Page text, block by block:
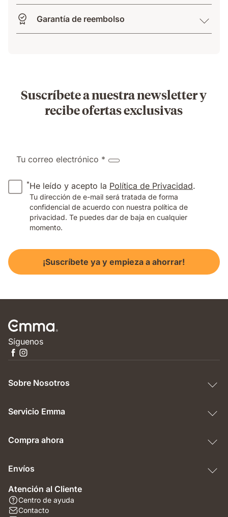
Garantía de reembolso
Suscríbete a nuestra newsletter y
recibe ofertas exclusivas
Tu correo electrónico *
*He leído y acepto la Política de Privacidad.
Tu dirección de e-mail será tratada de forma
confidencial de acuerdo con nuestra política de
privacidad. Te puedes dar de baja en cualquier
momento.
¡Suscríbete ya y empieza a ahorrar!
Síguenos
Sobre Nosotros
Servicio Emma
Compra ahora
Envíos
Atención al Cliente
Centro de ayuda
Contacto